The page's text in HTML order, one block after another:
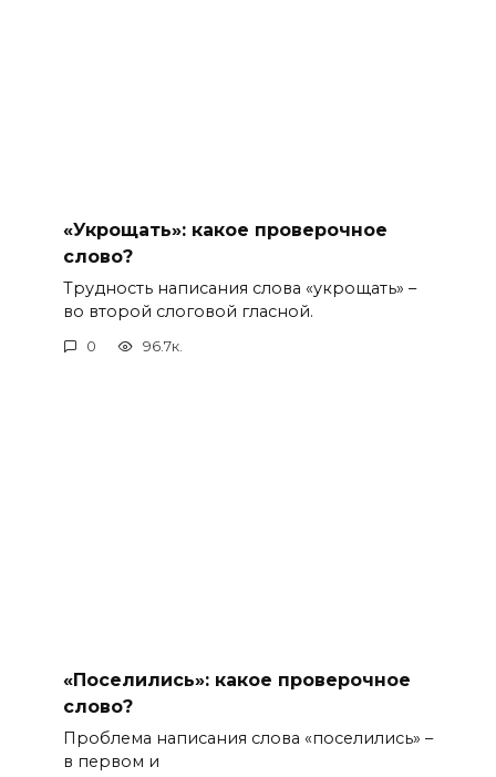
«Укрощать»: какое проверочное
слово?
Трудность написания слова «укрощать» –
во второй слоговой гласной.
0 96.7к.
«Поселились»: какое проверочное
слово?
Проблема написания слова «поселились» –
в первом и